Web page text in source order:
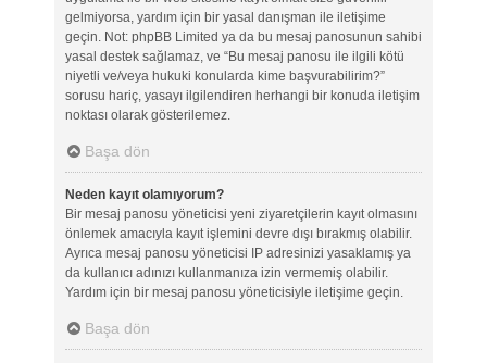
gelmiyorsa, yardım için bir yasal danışman ile iletişime
geçin. Not: phpBB Limited ya da bu mesaj panosunun sahibi
yasal destek sağlamaz, ve “Bu mesaj panosu ile ilgili kötü
niyetli ve/veya hukuki konularda kime başvurabilirim?”
sorusu hariç, yasayı ilgilendiren herhangi bir konuda iletişim
noktası olarak gösterilemez.
Başa dön
Neden kayıt olamıyorum?
Bir mesaj panosu yöneticisi yeni ziyaretçilerin kayıt olmasını
önlemek amacıyla kayıt işlemini devre dışı bırakmış olabilir.
Ayrıca mesaj panosu yöneticisi IP adresinizi yasaklamış ya
da kullanıcı adınızı kullanmanıza izin vermemiş olabilir.
Yardım için bir mesaj panosu yöneticisiyle iletişime geçin.
Başa dön